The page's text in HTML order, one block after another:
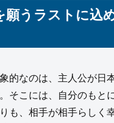
願うラストに込
的なのは、主人公が日
そこには、自分のもと
も、相手が相手らしく